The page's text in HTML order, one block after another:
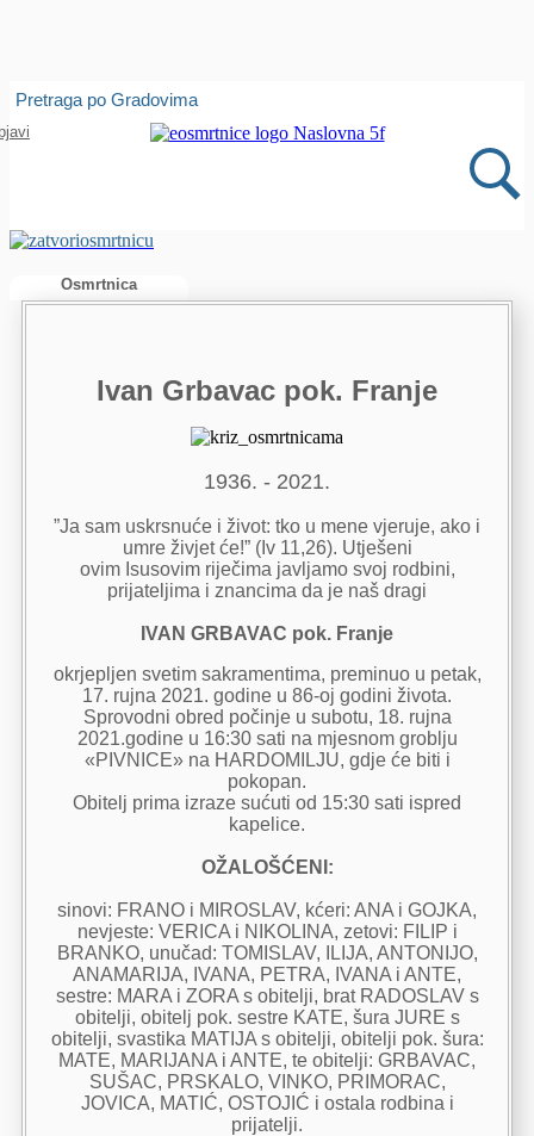
Otvori
Pretraga po Gradovima
Osmrtnica
Ivan Grbavac pok. Franje
1936. - 2021.
”Ja sam uskrsnuće i život: tko u mene vjeruje, ako i
umre živjet će!” (Iv 11,26). Utješeni
ovim Isusovim riječima javljamo svoj rodbini,
prijateljima i znancima da je naš dragi
IVAN GRBAVAC pok. Franje
okrjepljen svetim sakramentima, preminuo u petak,
17. rujna 2021. godine u 86-oj godini života.
Sprovodni obred počinje u subotu, 18. rujna
2021.godine u 16:30 sati na mjesnom groblju
«PIVNICE» na HARDOMILJU, gdje će biti i
pokopan.
Obitelj prima izraze sućuti od 15:30 sati ispred
kapelice.
OŽALOŠĆENI:
sinovi: FRANO i MIROSLAV, kćeri: ANA i GOJKA,
nevjeste: VERICA i NIKOLINA, zetovi: FILIP i
BRANKO, unučad: TOMISLAV, ILIJA, ANTONIJO,
ANAMARIJA, IVANA, PETRA, IVANA i ANTE,
sestre: MARA i ZORA s obitelji, brat RADOSLAV s
obitelji, obitelj pok. sestre KATE, šura JURE s
obitelji, svastika MATIJA s obitelji, obitelji pok. šura:
MATE, MARIJANA i ANTE, te obitelji: GRBAVAC,
SUŠAC, PRSKALO, VINKO, PRIMORAC,
JOVICA, MATIĆ, OSTOJIĆ i ostala rodbina i
prijatelji.